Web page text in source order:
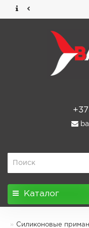
Каталог
Силиконовые